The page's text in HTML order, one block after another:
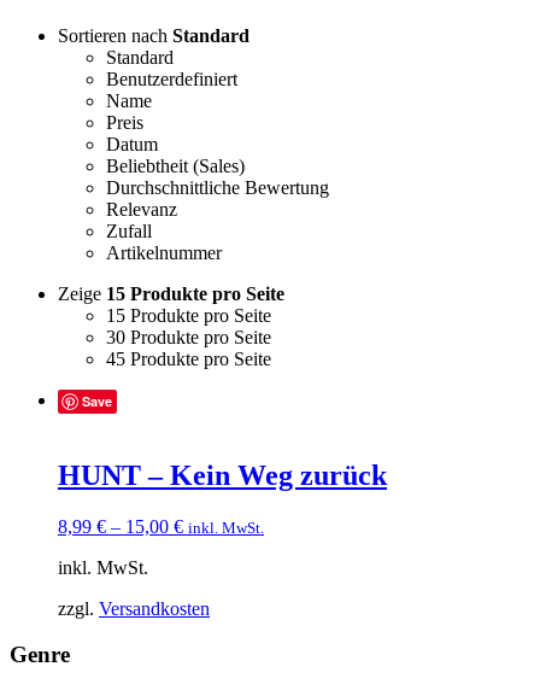
Sortieren nach Standard
Standard
Benutzerdefiniert
Name
Preis
Datum
Beliebtheit (Sales)
Durchschnittliche Bewertung
Relevanz
Zufall
Artikelnummer
Zeige 15 Produkte pro Seite
15 Produkte pro Seite
30 Produkte pro Seite
45 Produkte pro Seite
Save
HUNT – Kein Weg zurück
8,99 € – 15,00 € inkl. MwSt.
inkl. MwSt.
zzgl. Versandkosten
Genre